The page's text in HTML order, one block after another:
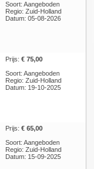
Soort: Aangeboden
Regio: Zuid-Holland
Datum: 05-08-2026
Prijs: € 75,00
Soort: Aangeboden
Regio: Zuid-Holland
Datum: 19-10-2025
Prijs: € 65,00
Soort: Aangeboden
Regio: Zuid-Holland
Datum: 15-09-2025